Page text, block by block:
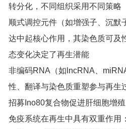
转分化，不同组织采用不同策略
顺式调控元件（如增强子、沉默
达中起核心作用，其染色质可及
态变化决定了再生潜能
非编码RNA（如lncRNA、
性、翻译与染色质重塑参与再生
招募Ino80复合物促进肝细胞增殖
免疫系统在再生中具有双重作用